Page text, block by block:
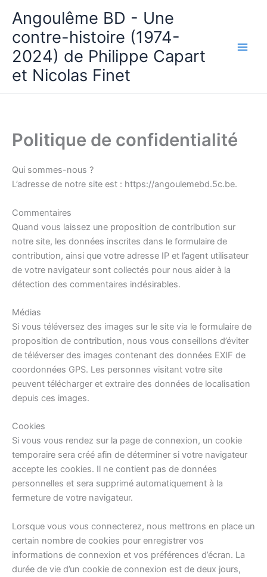
contenu
Angoulême BD - Une
contre-histoire (1974-
2024) de Philippe Capart
et Nicolas Finet
Politique de confidentialité
Qui sommes-nous ?
L’adresse de notre site est : https://angoulemebd.5c.be.
Commentaires
Quand vous laissez une proposition de contribution sur
notre site, les données inscrites dans le formulaire de
contribution, ainsi que votre adresse IP et l’agent utilisateur
de votre navigateur sont collectés pour nous aider à la
détection des commentaires indésirables.
Médias
Si vous téléversez des images sur le site via le formulaire de
proposition de contribution, nous vous conseillons d’éviter
de téléverser des images contenant des données EXIF de
coordonnées GPS. Les personnes visitant votre site
peuvent télécharger et extraire des données de localisation
depuis ces images.
Cookies
Si vous vous rendez sur la page de connexion, un cookie
temporaire sera créé afin de déterminer si votre navigateur
accepte les cookies. Il ne contient pas de données
personnelles et sera supprimé automatiquement à la
fermeture de votre navigateur.
Lorsque vous vous connecterez, nous mettrons en place un
certain nombre de cookies pour enregistrer vos
informations de connexion et vos préférences d’écran. La
durée de vie d’un cookie de connexion est de deux jours,